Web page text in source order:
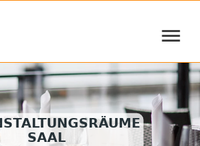
≡
SAAL